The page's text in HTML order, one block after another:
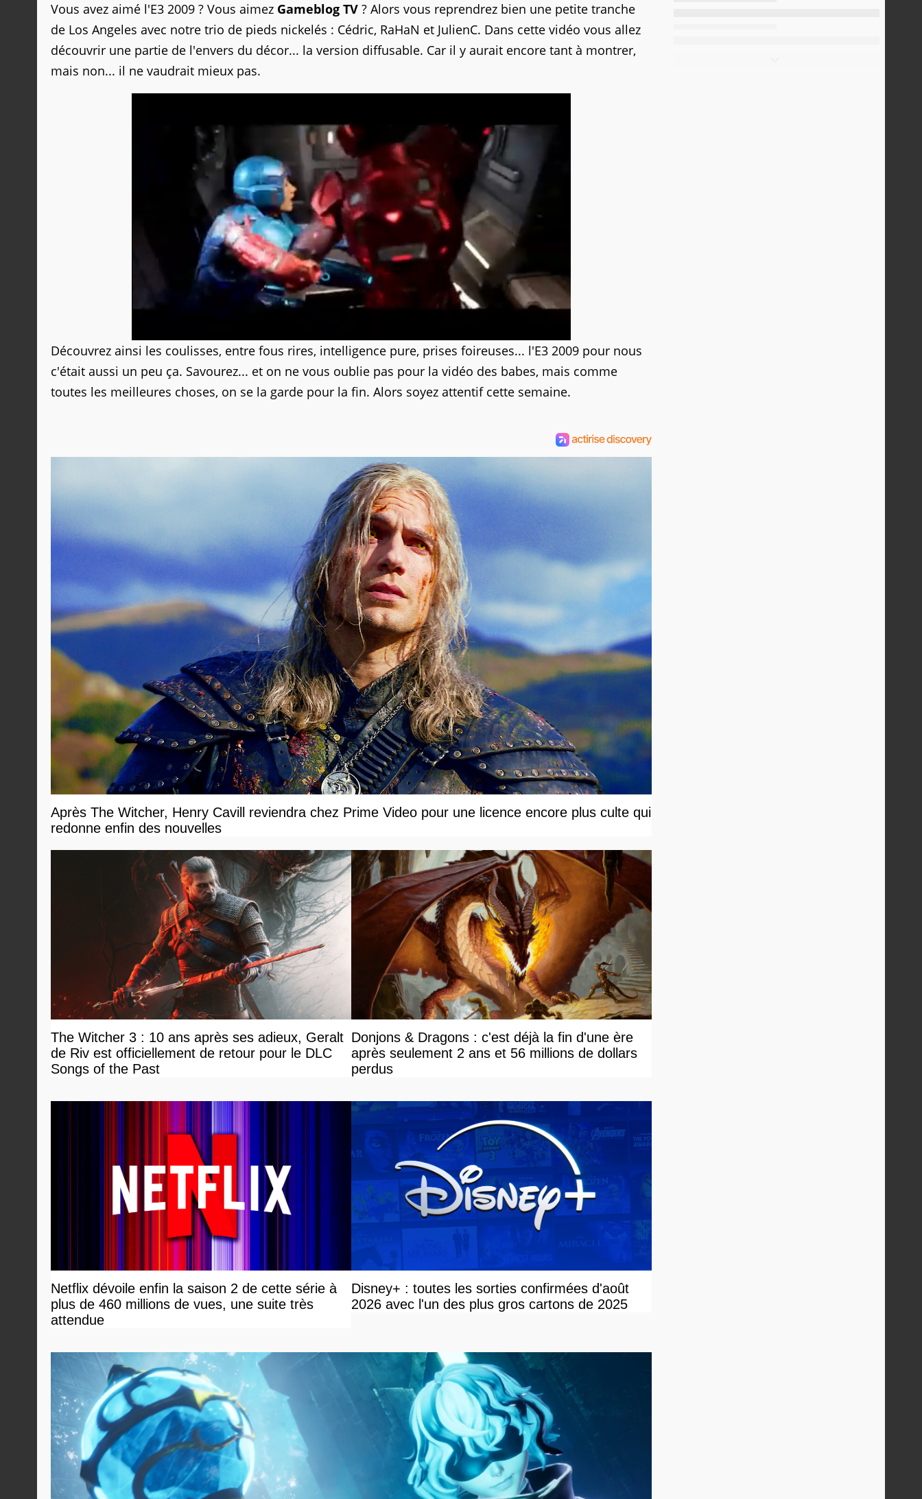
Vous avez aimé l'E3 2009 ? Vous aimez Gameblog TV ? Alors vous reprendrez bien une petite tranche
de Los Angeles avec notre trio de pieds nickelés : Cédric, RaHaN et JulienC. Dans cette vidéo vous allez
découvrir une partie de l'envers du décor... la version diffusable. Car il y aurait encore tant à montrer,
mais non... il ne vaudrait mieux pas.
Découvrez ainsi les coulisses, entre fous rires, intelligence pure, prises foireuses... l'E3 2009 pour nous
c'était aussi un peu ça. Savourez... et on ne vous oublie pas pour la vidéo des babes, mais comme
toutes les meilleures choses, on se la garde pour la fin. Alors soyez attentif cette semaine.
Après The Witcher, Henry Cavill reviendra chez Prime Video pour une licence encore plus culte qui
redonne enfin des nouvelles
The Witcher 3 : 10 ans après ses adieux, Geralt
de Riv est officiellement de retour pour le DLC
Songs of the Past
Donjons & Dragons : c'est déjà la fin d'une ère
après seulement 2 ans et 56 millions de dollars
perdus
Netflix dévoile enfin la saison 2 de cette série à
plus de 460 millions de vues, une suite très
attendue
Disney+ : toutes les sorties confirmées d'août
2026 avec l'un des plus gros cartons de 2025